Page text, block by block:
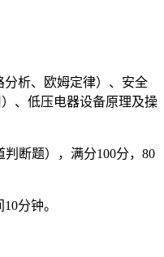
析、欧姆定律）、安全
、低压电器设备原理及操
判断题），满分100分，80
分钟。